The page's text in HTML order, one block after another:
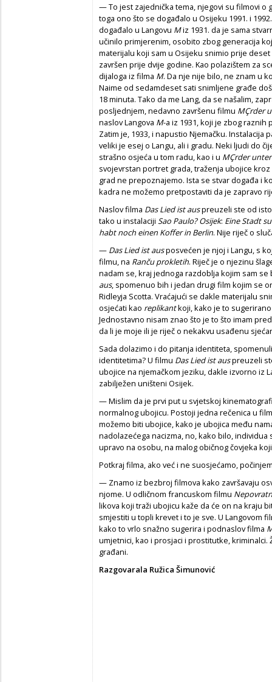
— To jest zajednička tema, njegovi su filmovi o
toga ono što se događalo u Osijeku 1991. i
događalo u Langovu Miz 1931. da je sama
učinilo primjerenim, osobito zbog generacija
materijalu koji sam u Osijeku snimio prije
završen prije dvije godine. Kao polazištem za
dijaloga iz filma M. Da nje nije bilo, ne znam u
Naime od sedamdeset sati snimljene građe
18 minuta. Tako da me Lang, da se našalim,
posljednjem, nedavno završenu filmu MÇrder
naslov Langova M-a iz 1931, koji je zbog raznih
Zatim je, 1933, i napustio Njemačku. Instalacija
veliki je esej o Langu, ali i gradu. Neki ljudi do
strašno osjeća u tom radu, kao i u MÇrder
svojevrstan portret grada, traženja ubojice
grad ne prepoznajemo. Ista se stvar događa i
kadra ne možemo pretpostaviti da je zapravo
Naslov filma Das Lied ist auspreuzeli ste od
tako u instalaciji Sao Paulo? Osijek: Eine Stadt
habt noch einen Koffer in Berlin. Nije riječ o
— Das Lied ist ausposvećen je njoj i Langu, s
filmu, na Ranču prokletih. Riječ je o njezinu
nadam se, kraj jednoga razdoblja kojim sam
aus, spomenuo bih i jedan drugi film kojim se
Ridleyja Scotta. Vraćajući se dakle materijalu
osjećati kao replikantkoji, kako je to
Jednostavno nisam znao što je to što imam
da li je moje ili je riječ o nekakvu usađenu
Sada dolazimo i do pitanja identiteta,
identitetima? U filmu Das Lied ist auspreuzeli
ubojice na njemačkom jeziku, dakle izvorno iz
zabilježen uništeni Osijek.
— Mislim da je prvi put u svjetskoj
normalnog ubojicu. Postoji jedna rečenica u
možemo biti ubojice, kako je ubojica među
nadolazećega nacizma, no, kako bilo,
upravo na osobu, na malog običnog čovjeka
Potkraj filma, ako već i ne suosjećamo,
— Znamo iz bezbroj filmova kako završavaju
njome. U odličnom francuskom filmu
likova koji traži ubojicu kaže da će on na kraju
smjestiti u topli krevet i to je sve. U Langovom
kako to vrlo snažno sugerira i podnaslov filma
umjetnici, kao i prosjaci i prostitutke, kriminalci.
građani.
Razgovarala Ružica Šimunović